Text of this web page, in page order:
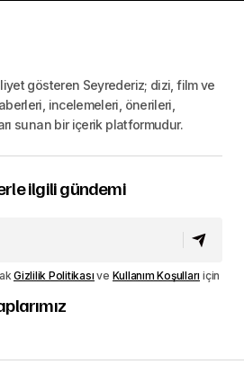
gösteren Seyrederiz; dizi, film ve
incelemeleri, önerileri,
sunan bir içerik platformudur.
ilgili gündemi
Gizlilik Politikası ve Kullanım Koşulları için